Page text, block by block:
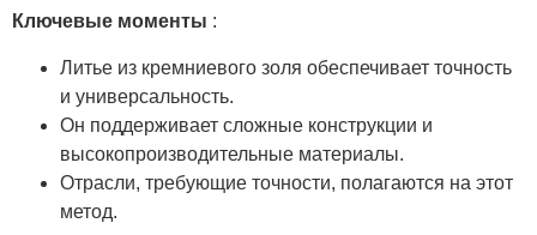
Ключевые моменты :
Литье из кремниевого золя обеспечивает точность
и универсальность.
Он поддерживает сложные конструкции и
высокопроизводительные материалы.
Отрасли, требующие точности, полагаются на этот
метод.